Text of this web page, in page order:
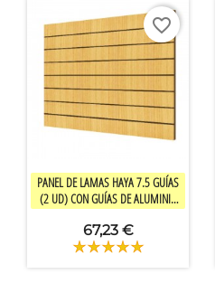
Vista rápida
PANEL DE LAMAS HAYA 7.5 GUÍAS
(2 UD) CON GUÍAS DE ALUMINIO
67,23 €
favorite_border